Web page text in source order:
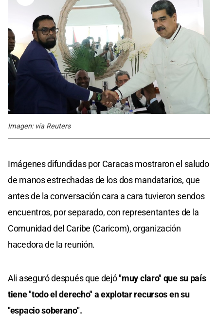
Imagen: vía Reuters
Imágenes difundidas por Caracas mostraron el saludo
de manos estrechadas de los dos mandatarios, que
antes de la conversación cara a cara tuvieron sendos
encuentros, por separado, con representantes de la
Comunidad del Caribe (Caricom), organización
hacedora de la reunión.
Ali aseguró después que dejó"muy claro" que su país
tiene "todo el derecho" a explotar recursos en su
"espacio soberano".